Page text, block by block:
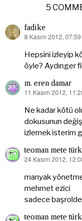
5
fadike
dedi
8 Kasım 2012, 07:59
Hepsini izleyip
öyle? Aydınger
m. eren damar
dedi
11 Kasım 2012,
Ne kadar kötü
dokusunun
izlemek isterim
teoman mete
dedi
24 Kasım 2012,
manyak
mehmet ezici
sadece
teoman mete